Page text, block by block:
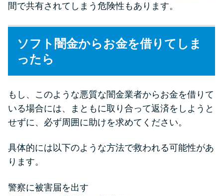
間で共有されてしまう危険性もあります。
ソフト闇金からお金を借りてしま
ったら
もし、このような悪質な闇金業者からお金を借りて
いる場合には、まともに取り合って返済をしようと
せずに、必ず周囲に助けを求めてください。
具体的には以下のような方法で救われる可能性があ
ります。
警察に被害届を出す